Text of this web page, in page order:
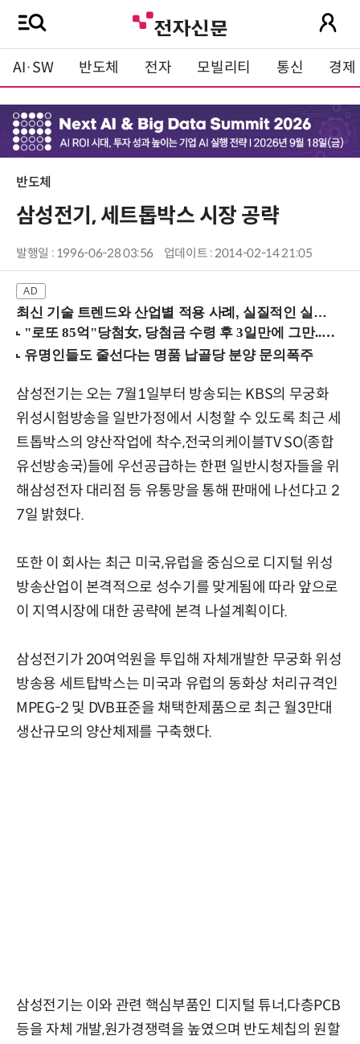
AI·SW 반도체 전자 모빌리티 통신 경제
반도체
삼성전기, 세트톱박스 시장 공략
발행일 : 1996-06-28 03:56 업데이트 : 2014-02-14 21:05
최신 기술 트렌드와 산업별 적용 사례, 실질적인 실행 전략을 공유 (9/18 양재역)
삼성전기는 오는 7월1일부터 방송되는 KBS의 무궁화
위성시험방송을 일반가정에서 시청할 수 있도록 최근 세
트톱박스의 양산작업에 착수,전국의케이블TV SO(종합
유선방송국)들에 우선공급하는 한편 일반시청자들을 위
해삼성전자 대리점 등 유통망을 통해 판매에 나선다고 2
7일 밝혔다.
또한 이 회사는 최근 미국,유럽을 중심으로 디지털 위성
방송산업이 본격적으로 성수기를 맞게됨에 따라 앞으로
이 지역시장에 대한 공략에 본격 나설계획이다.
삼성전기가 20여억원을 투입해 자체개발한 무궁화 위성
방송용 세트탑박스는 미국과 유럽의 동화상 처리규격인
MPEG-2 및 DVB표준을 채택한제품으로 최근 월3만대
생산규모의 양산체제를 구축했다.
삼성전기는 이와 관련 핵심부품인 디지털 튜너,다층PCB
등을 자체 개발,원가경쟁력을 높였으며 반도체칩의 원할